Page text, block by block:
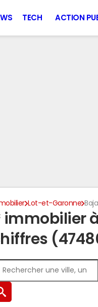
TECH ACTION
Lot-et-Garonne
immobilier